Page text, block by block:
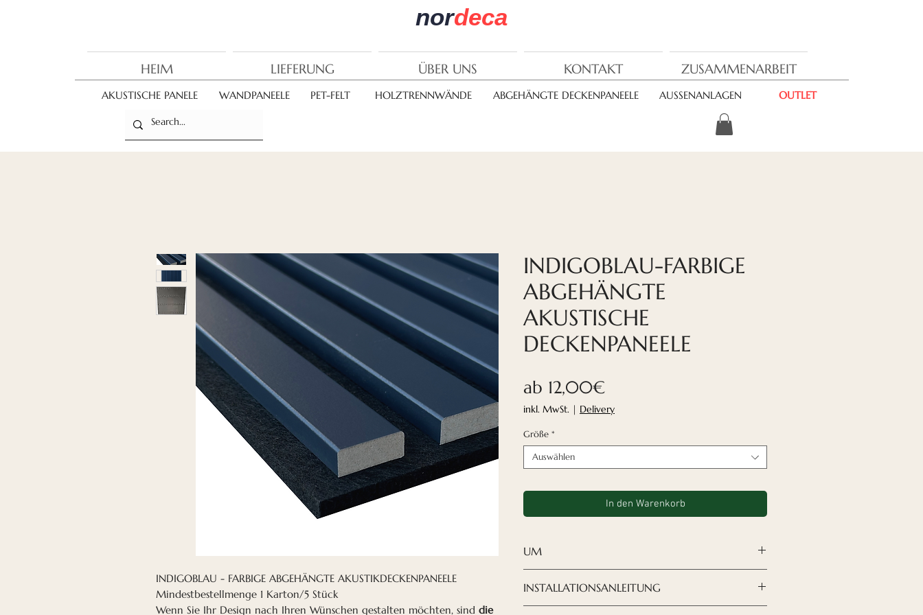
nordeca
HEIM LIEFERUNG ÜBER UNS KONTAKT ZUSAMMENARBEIT
AKUSTISCHE PANELE WANDPANEELE PET-FELT HOLZTRENNWÄNDE ABGEHÄNGTE DECKENPANEELE AUSSENANLAGEN OUTLET
INDIGOBLAU - FARBIGE ABGEHÄNGTE AKUSTIKDECKENPANEELE
Mindestbestellmenge 1 Karton/5 Stück
Wenn Sie Ihr Design nach Ihren Wünschen gestalten möchten, sind die
INDIGOBLAU-FARBIGE
ABGEHÄNGTE
AKUSTISCHE
DECKENPANEELE
ab 12,00€Sale-
Preis
inkl. MwSt. | Delivery
Größe *
Auswählen
In den Warenkorb
UM
gestalten möchten, sinddie Akustikplatten
INSTALLATIONSANLEITUNG